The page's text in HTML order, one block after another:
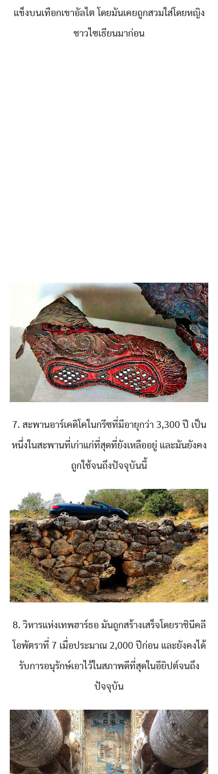
แข็งบนเทือกเขาอัลไต โดยมันเคยถูกสวมใส่โดยหญิง
ชาวไซเธียนมาก่อน
7. สะพานอาร์เคดิโคในกรีซที่มีอายุกว่า 3,300 ปี เป็น
หนึ่งในสะพานที่เก่าแก่ที่สุดที่ยังเหลืออยู่ และมันยังคง
ถูกใช้จนถึงปัจจุบันนี้
8. วิหารแห่งเทพฮาร์ธอ มันถูกสร้างเสร็จโดยราชินีคลี
โอพัตราที่ 7 เมื่อประมาณ 2,000 ปีก่อน และยังคงได้
รับการอนุรักษ์เอาไว้ในสภาพดีที่สุดในอียิปต์จนถึง
ปัจจุบัน